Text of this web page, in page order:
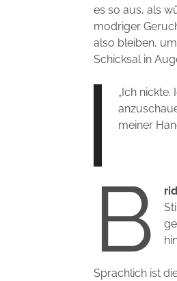
es so aus, als
modriger
also bleiben,
Schicksal in
„ Ich
meiner
B
Sprachlich ist